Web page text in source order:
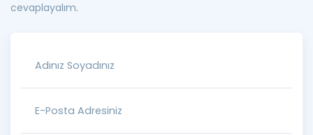
cevaplayalım.